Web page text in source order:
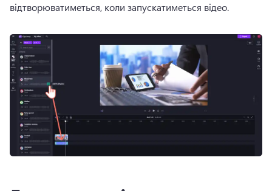
відтворюватиметься, коли запускатиметься відео.